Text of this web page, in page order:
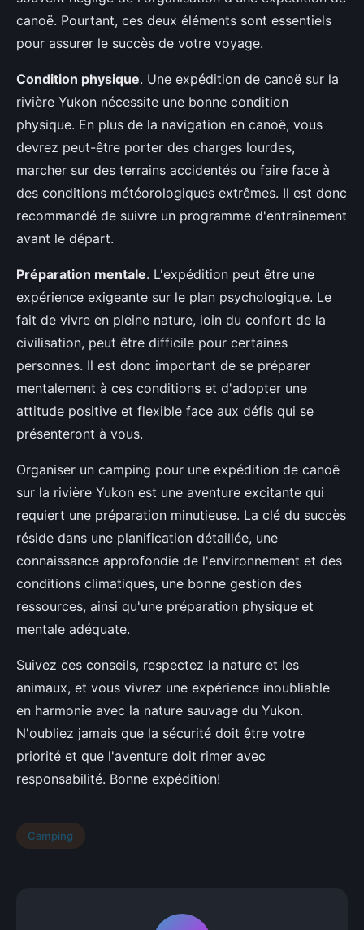
canoë. Pourtant, ces deux éléments sont essentiels
pour assurer le succès de votre voyage.
Condition physique. Une expédition de canoë sur la
rivière Yukon nécessite une bonne condition
physique. En plus de la navigation en canoë, vous
devrez peut-être porter des charges lourdes,
marcher sur des terrains accidentés ou faire face à
des conditions météorologiques extrêmes. Il est donc
recommandé de suivre un programme d'entraînement
avant le départ.
Préparation mentale. L'expédition peut être une
expérience exigeante sur le plan psychologique. Le
fait de vivre en pleine nature, loin du confort de la
civilisation, peut être difficile pour certaines
personnes. Il est donc important de se préparer
mentalement à ces conditions et d'adopter une
attitude positive et flexible face aux défis qui se
présenteront à vous.
Organiser un camping pour une expédition de canoë
sur la rivière Yukon est une aventure excitante qui
requiert une préparation minutieuse. La clé du succès
réside dans une planification détaillée, une
connaissance approfondie de l'environnement et des
conditions climatiques, une bonne gestion des
ressources, ainsi qu'une préparation physique et
mentale adéquate.
Suivez ces conseils, respectez la nature et les
animaux, et vous vivrez une expérience inoubliable
en harmonie avec la nature sauvage du Yukon.
N'oubliez jamais que la sécurité doit être votre
priorité et que l'aventure doit rimer avec
responsabilité. Bonne expédition!
Camping